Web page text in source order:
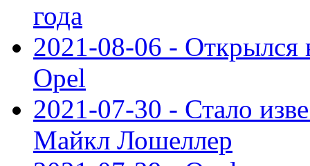
года
2021-08-06 - Открылся
Opel
2021-07-30 - Стало
Майкл Лошеллер